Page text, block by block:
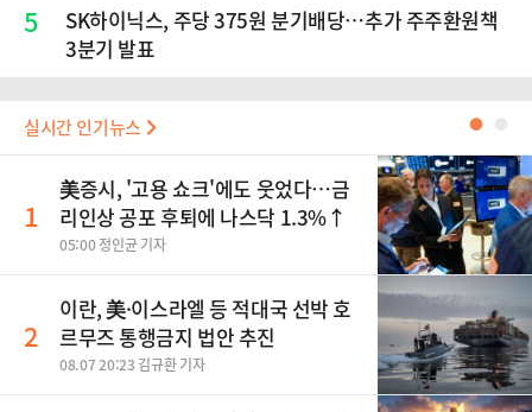
5
SK하이닉스, 주당 375원 분기배당…추가 주주환원책
3분기 발표
실시간 인기뉴스 ●
1
美증시, '고용 쇼크'에도 웃었다…금
리인상 공포 후퇴에 나스닥 1.3%↑
05:00 정인균 기자
2
이란, 美·이스라엘 등 적대국 선박 호
르무즈 통행금지 법안 추진
08.07 20:23 김규환 기자